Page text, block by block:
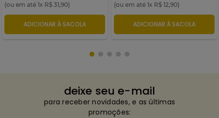
(ou em até 1x R$ 31,90)
ADICIONAR À SACOLA
(ou em até 1x R$ 12,90)
ADICIONAR À SACOLA
deixe seu e-mail
para receber novidades, e as últimas
promoções: